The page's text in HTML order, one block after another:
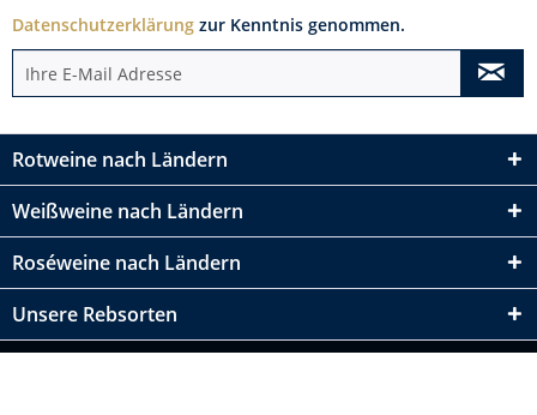
Datenschutzerklärung zur Kenntnis genommen.
Rotweine nach Ländern
Weißweine nach Ländern
Roséweine nach Ländern
Unsere Rebsorten